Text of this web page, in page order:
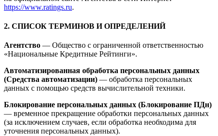
https://www.ratings.ru.
2. СПИСОК ТЕРМИНОВ И ОПРЕДЕЛЕНИЙ
Агентство — Общество с ограниченной ответственностью
«Национальные Кредитные Рейтинги».
Автоматизированная обработка персональных данных
(Средства автоматизации) — обработка персональных
данных с помощью средств вычислительной техники.
Блокирование персональных данных (Блокирование ПДн)
— временное прекращение обработки персональных данных
(за исключением случаев, если обработка необходима для
уточнения персональных данных).